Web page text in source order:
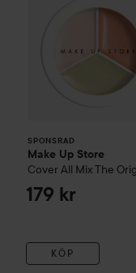
SPONSRAD
Make Up Store
Cover All MixThe
179 kr
KÖP